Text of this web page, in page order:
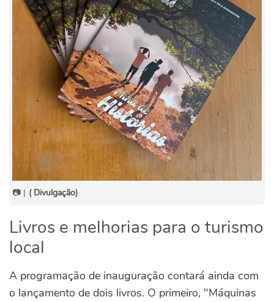
📷 | ( Divulgação)
Livros e melhorias para o turismo
local
A programação de inauguração contará ainda com
o lançamento de dois livros. O primeiro, "Máquinas